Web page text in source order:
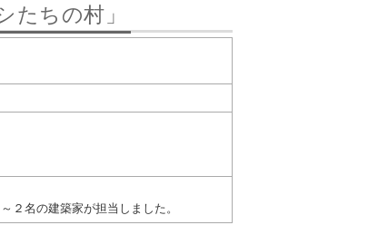
たちの村」
２名の建築家が担当しました。